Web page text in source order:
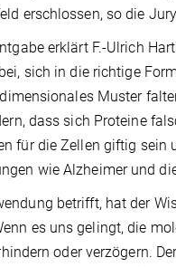
erschlossen, so die
erklärt F.-Ulrich
sich in die richtige
Muster
dass sich Proteine
für die Zellen giftig
wie Alzheimer und
betrifft, hat der
es uns gelingt, die
oder verzögern.